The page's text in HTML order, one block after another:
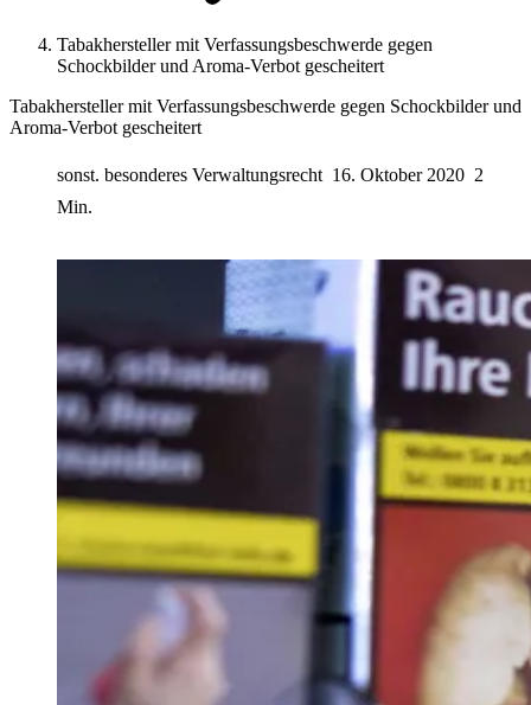
Tabakhersteller mit Verfassungsbeschwerde gegen
Schockbilder und Aroma-Verbot gescheitert
Tabakhersteller mit Verfassungsbeschwerde gegen Schockbilder und
Aroma-Verbot gescheitert
sonst. besonderes Verwaltungsrecht 16. Oktober 2020 2
Min.